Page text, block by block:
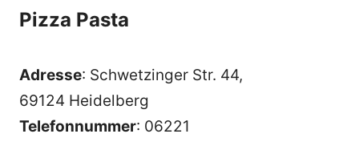
Pizza Pasta
Adresse: Schwetzinger Str. 44,
69124 Heidelberg
Telefonnummer: 06221